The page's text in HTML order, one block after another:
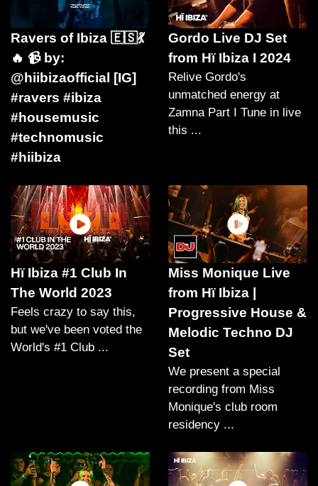
Ravers of Ibiza 🇪🇸💃
🔥 📹 by:
@hiibizaofficial [IG]
#ravers #ibiza
#housemusic
#technomusic
#hiibiza
Gordo Live DJ Set
from Hï Ibiza I 2024
Relive Gordo's
unmatched energy at
Zamna Part I Tune in live
this ...
Hï Ibiza #1 Club In
The World 2023
Feels crazy to say this,
but we've been voted the
World's #1 Club ...
Miss Monique Live
from Hï Ibiza |
Progressive House &
Melodic Techno DJ
Set
We present a special
recording from Miss
Monique's club room
residency ...